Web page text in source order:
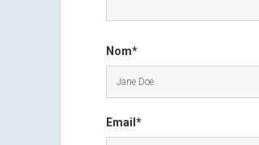
Nom*
Email*